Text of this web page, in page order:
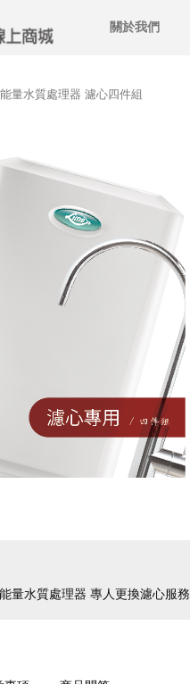
關於我們
量水質處理器 濾心四件組
能量水質處理器 專人更換濾心服務